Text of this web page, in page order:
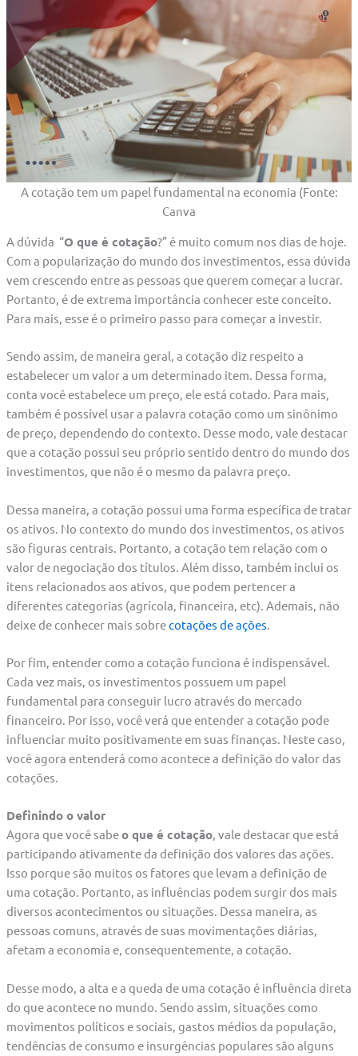
A cotação tem um papel fundamental na economia (Fonte:
Canva
A dúvida “O que é cotação?” é muito comum nos dias de hoje.
Com a popularização do mundo dos investimentos, essa dúvida
vem crescendo entre as pessoas que querem começar a lucrar.
Portanto, é de extrema importância conhecer este conceito.
Para mais, esse é o primeiro passo para começar a investir.
Sendo assim, de maneira geral, a cotação diz respeito a
estabelecer um valor a um determinado item. Dessa forma,
conta você estabelece um preço, ele está cotado. Para mais,
também é possível usar a palavra cotação como um sinônimo
de preço, dependendo do contexto. Desse modo, vale destacar
que a cotação possui seu próprio sentido dentro do mundo dos
investimentos, que não é o mesmo da palavra preço.
Dessa maneira, a cotação possui uma forma específica de tratar
os ativos. No contexto do mundo dos investimentos, os ativos
são figuras centrais. Portanto, a cotação tem relação com o
valor de negociação dos títulos. Além disso, também inclui os
itens relacionados aos ativos, que podem pertencer a
diferentes categorias (agrícola, financeira, etc). Ademais, não
deixe de conhecer mais sobrecotações de ações
Por fim, entender como a cotação funciona é indispensável.
Cada vez mais, os investimentos possuem um papel
fundamental para conseguir lucro através do mercado
financeiro. Por isso, você verá que entender a cotação pode
influenciar muito positivamente em suas finanças. Neste caso,
você agora entenderá como acontece a definição do valor das
cotações.
Definindo o valor
Agora que você sabeo que é cotação, vale destacar que está
participando ativamente da definição dos valores das ações.
Isso porque são muitos os fatores que levam a definição de
uma cotação. Portanto, as influências podem surgir dos mais
diversos acontecimentos ou situações. Dessa maneira, as
pessoas comuns, através de suas movimentações diárias,
afetam a economia e, consequentemente, a cotação.
Desse modo, a alta e a queda de uma cotação é influência direta
do que acontece no mundo. Sendo assim, situações como
movimentos políticos e sociais, gastos médios da população,
tendências de consumo e insurgências populares são alguns